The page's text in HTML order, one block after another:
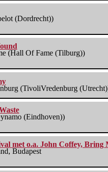
(Dordrecht))
(Hall Of Fame (Tilburg))
(TivoliVredenburg
(Eindhoven))
met o.a. John Coffey,
Budapest